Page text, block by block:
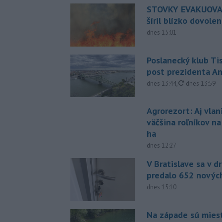
STOVKY
šíril blízko
dnes 15:01
Poslanecký klub
post prezidenta
dnes 13:44, aktualizované
dnes 13:59
Agrorezort: Aj
väčšina roľníkov
ha
dnes 12:27
V Bratislave sa v
predalo 652
dnes 15:10
Na západe sú